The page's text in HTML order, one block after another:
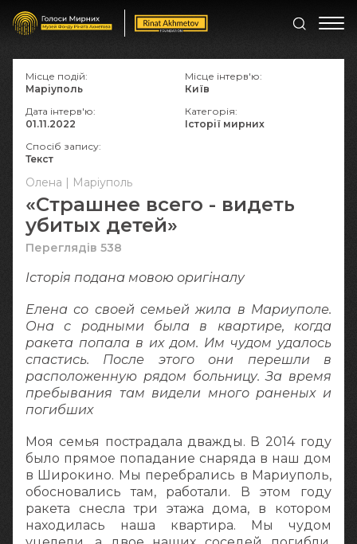
Олена | Маріуполь
«Страшнее всего - видеть
убитых детей»
Переглядів 538
Історія подана мовою оригіналy
Елена со своей семьей жила в Мариуполе.
Она с родными была в квартире, когда
ракета попала в их дом. Им чудом удалось
спастись. После этого они перешли в
расположенную рядом больницу. За время
пребывания там видели много раненых и
погибших
Моя семья пострадала дважды. В 2014 году
было прямое попадание снаряда в наш дом
в Широкино. Мы перебрались в Мариуполь,
обосновались там, работали. В этом году
ракета снесла три этажа дома, в котором
находилась наша квартира. Мы чудом
Місце подій:
Маріуполь
Місце інтерв'ю:
Київ
Дата інтерв'ю:
01.11.2022
Категорія:
Історії мирних
Спосіб запису:
Текст